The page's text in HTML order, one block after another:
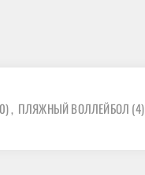
, ПЛЯЖНЫЙ ВОЛЛЕЙБОЛ (4)